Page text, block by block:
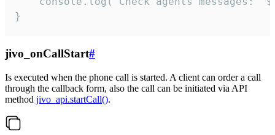
}
jivo_onCallStart#
Is executed when the phone call is started. A client can order a call
through the callback form, also the call can be initiated via API
method jivo_api.startCall().